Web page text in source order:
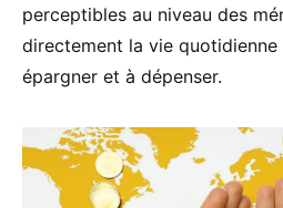
perceptibles au niveau des
directement la vie
épargner et à dépenser.